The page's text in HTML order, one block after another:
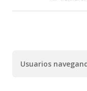
Usuarios